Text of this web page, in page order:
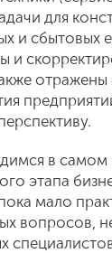
для
и сбытовых
и
в самом
этапа
мало
вопросов,